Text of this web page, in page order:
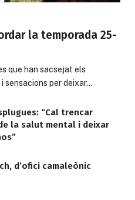
la temporada 25-
que han sacsejat els
sensacions per deixar…
“Cal trencar
la salut mental i deixar
d’ofici camaleònic